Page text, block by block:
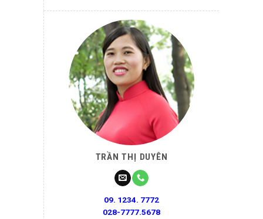
TRẦN THỊ DUYÊN
09. 1234. 7772
028-7777.5678